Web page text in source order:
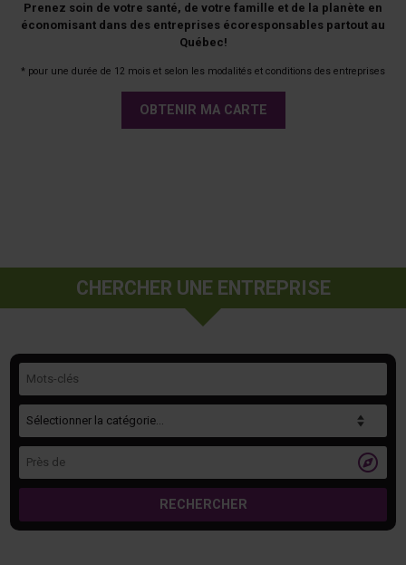
Prenez soin de votre santé, de votre famille et de la planète en
économisant dans des entreprises écoresponsables partout au
Québec!
* pour une durée de 12 mois et selon les modalités et conditions des entreprises
OBTENIR MA CARTE
CHERCHER UNE ENTREPRISE

RECHERCHER